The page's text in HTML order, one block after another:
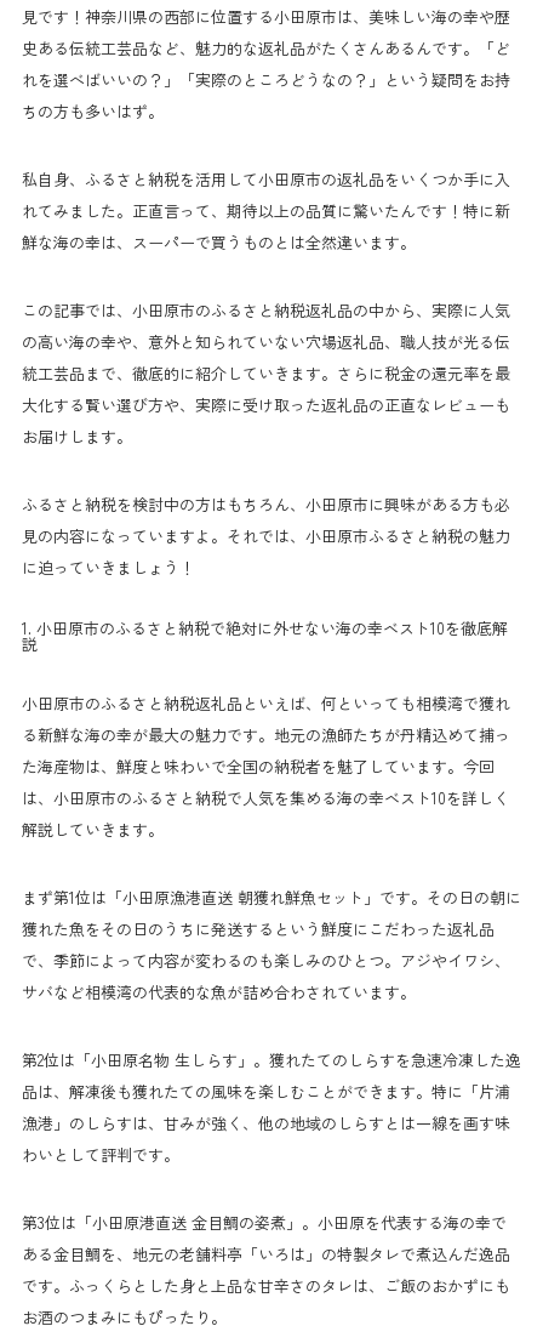
見です！神奈川県の西部に位置する小田原市は、美味しい海の幸や歴
史ある伝統工芸品など、魅力的な返礼品がたくさんあるんです。「ど
れを選べばいいの？」「実際のところどうなの？」という疑問をお持
ちの方も多いはず。
私自身、ふるさと納税を活用して小田原市の返礼品をいくつか手に入
れてみました。正直言って、期待以上の品質に驚いたんです！特に新
鮮な海の幸は、スーパーで買うものとは全然違います。
この記事では、小田原市のふるさと納税返礼品の中から、実際に人気
の高い海の幸や、意外と知られていない穴場返礼品、職人技が光る伝
統工芸品まで、徹底的に紹介していきます。さらに税金の還元率を最
大化する賢い選び方や、実際に受け取った返礼品の正直なレビューも
お届けします。
ふるさと納税を検討中の方はもちろん、小田原市に興味がある方も必
見の内容になっていますよ。それでは、小田原市ふるさと納税の魅力
に迫っていきましょう！
1. 小田原市のふるさと納税で絶対に外せない海の幸ベスト10を徹底解
説
小田原市のふるさと納税返礼品といえば、何といっても相模湾で獲れ
る新鮮な海の幸が最大の魅力です。地元の漁師たちが丹精込めて捕っ
た海産物は、鮮度と味わいで全国の納税者を魅了しています。今回
は、小田原市のふるさと納税で人気を集める海の幸ベスト10を詳しく
解説していきます。
まず第1位は「小田原漁港直送 朝獲れ鮮魚セット」です。その日の朝に
獲れた魚をその日のうちに発送するという鮮度にこだわった返礼品
で、季節によって内容が変わるのも楽しみのひとつ。アジやイワシ、
サバなど相模湾の代表的な魚が詰め合わされています。
第2位は「小田原名物 生しらす」。獲れたてのしらすを急速冷凍した逸
品は、解凍後も獲れたての風味を楽しむことができます。特に「片浦
漁港」のしらすは、甘みが強く、他の地域のしらすとは一線を画す味
わいとして評判です。
第3位は「小田原港直送 金目鯛の姿煮」。小田原を代表する海の幸で
ある金目鯛を、地元の老舗料亭「いろは」の特製タレで煮込んだ逸品
です。ふっくらとした身と上品な甘辛さのタレは、ご飯のおかずにも
お酒のつまみにもぴったり。